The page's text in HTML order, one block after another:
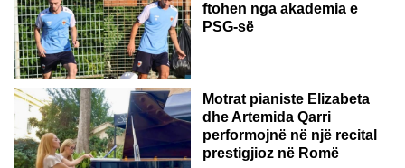
ftohen nga akademia e
PSG-së
ROMË
Motrat pianiste Elizabeta
dhe Artemida Qarri
performojnë në një recital
prestigjioz në Romë